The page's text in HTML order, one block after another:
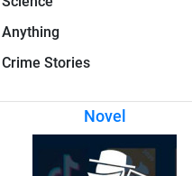
Anything
Crime Stories
Novel